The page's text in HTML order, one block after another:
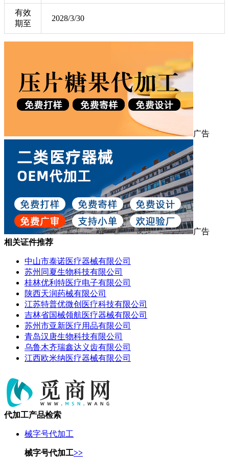
有效
期至
2028/3/30
广告
广告
相关证件推荐
中山市泰诺医疗器械有限公司
苏州同夏生物科技有限公司
桂林优利特医疗电子有限公司
陕西天润药械有限公司
江苏特普优微创医疗科技有限公司
吉林省国械领航医疗器械有限公司
苏州市亚新医疗用品有限公司
青岛汉唐生物科技有限公司
乌鲁木齐瑞鑫达义齿有限公司
江西欧米纳医疗器械有限公司
代加工产品检索
械字号代加工
械字号代加工>>